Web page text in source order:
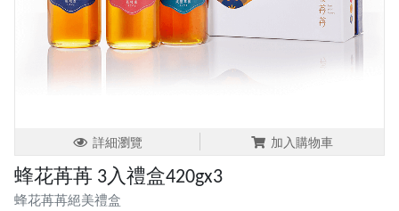
詳細瀏覽 加入購物車
蜂花苒苒 3入禮盒420gx3
蜂花苒苒絕美禮盒